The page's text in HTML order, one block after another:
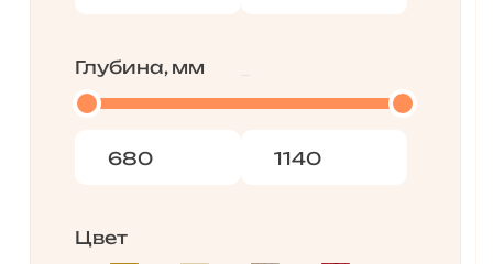
Глубина, мм
Цвет